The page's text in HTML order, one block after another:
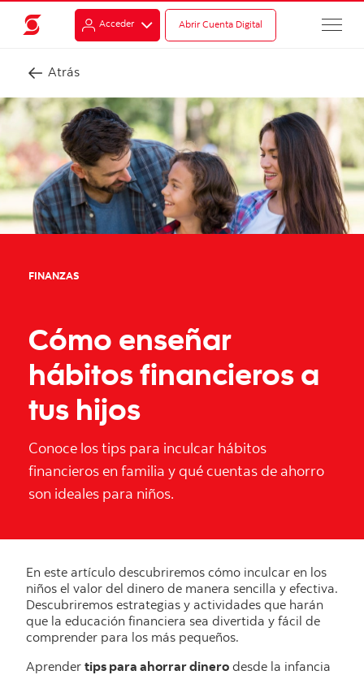
Acceder Abrir Cuenta Digital
Atrás
FINANZAS
Cómo enseñar
hábitos financieros a
tus hijos
Conoce los tips para inculcar hábitos
financieros en familia y qué cuentas de ahorro
son ideales para niños.
En este artículo descubriremos cómo inculcar en los
niños el valor del dinero de manera sencilla y efectiva.
Descubriremos estrategias y actividades que harán
que la educación financiera sea divertida y fácil de
comprender para los más pequeños.
Aprender tips para ahorrar dinero desde la infancia